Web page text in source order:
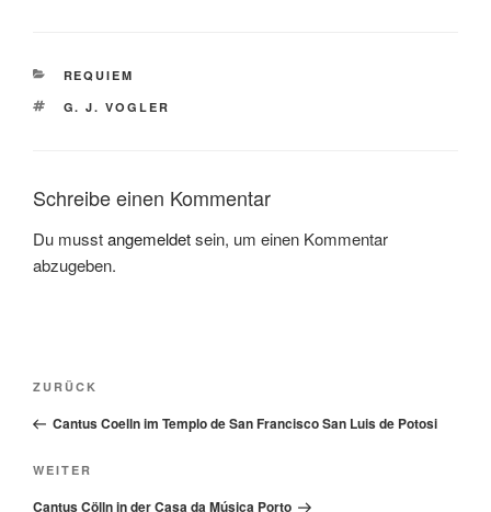
KATEGORIEN
REQUIEM
SCHLAGWÖRTER
G. J. VOGLER
Schreibe einen Kommentar
Du musstangemeldetsein, um einen Kommentar
abzugeben.
Beitragsnavigation
Vorheriger
Beitrag
ZURÜCK
Cantus Coelln im Templo de San Francisco San Luis de Potosi
Nächster
Beitrag
WEITER
Cantus Cölln in der Casa da Música Porto